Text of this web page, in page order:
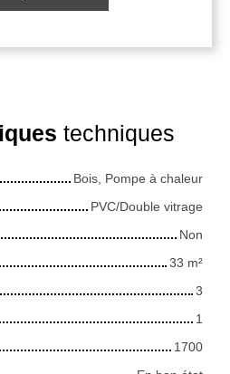
techniques
Bois, Pompe à chaleur
PVC/Double vitrage
Non
33 m²
3
1
1700